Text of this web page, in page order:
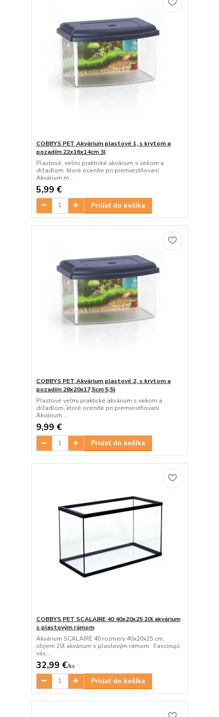
COBBYS PET Akvárium plastové 1, s krytom a
pozadím 22x16x14cm 3l
Plastové, veľmi praktické akvárium s vekom a
držadlom, ktoré oceníte pri premiestňovaní.
Akvárium m...
5,99 €
Pridať do košíka
COBBYS PET Akvárium plastové 2, s krytom a
pozadím 28x20x17,5cm 5,5l
Plastové veľmi praktické akvárium s vekom a
držadlom, ktoré oceníte pri premiestňovaní.
Akvárium ...
9,99 €
Pridať do košíka
COBBYS PET SCALAIRE 40 40x20x25 20l akvárium
s plastovým rámom
Akvárium SCALAIRE 40 rozmery 40x20x25 cm,
objem 20l akvárium s plastovým rámom Fascinujú
vás...
32,99 €/ks
Pridať do košíka